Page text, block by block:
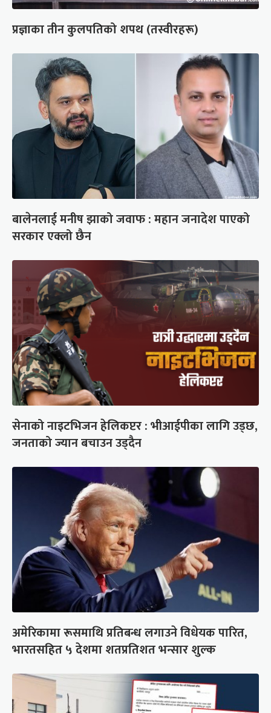
प्रज्ञाका तीन कुलपतिको शपथ (तस्वीरहरू)
बालेनलाई मनीष झाको जवाफ : महान जनादेश पाएको
सरकार एक्लो छैन
सेनाको नाइटभिजन हेलिकप्टर : भीआईपीका लागि उड्छ,
जनताको ज्यान बचाउन उड्दैन
अमेरिकामा रूसमाथि प्रतिबन्ध लगाउने विधेयक पारित,
भारतसहित ५ देशमा शतप्रतिशत भन्सार शुल्क